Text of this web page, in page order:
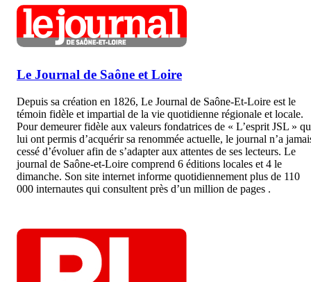
Le Journal de Saône et Loire
Depuis sa création en 1826, Le Journal de Saône-Et-Loire est le
témoin fidèle et impartial de la vie quotidienne régionale et locale.
Pour demeurer fidèle aux valeurs fondatrices de « L’esprit JSL »
lui ont permis d’acquérir sa renommée actuelle, le journal n’a
cessé d’évoluer afin de s’adapter aux attentes de ses lecteurs. Le
journal de Saône-et-Loire comprend 6 éditions locales et 4 le
dimanche. Son site internet informe quotidiennement plus de 110
000 internautes qui consultent près d’un million de pages .